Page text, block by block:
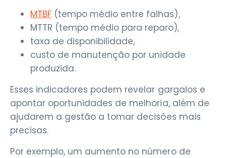
MTBF (tempo médio entre falhas),
MTTR (tempo médio para reparo),
taxa de disponibilidade,
custo de manutenção por unidade
produzida.
Esses indicadores podem revelar gargalos e
apontar oportunidades de melhoria, além de
ajudarem a gestão a tomar decisões mais
precisas.
Por exemplo, um aumento no número de